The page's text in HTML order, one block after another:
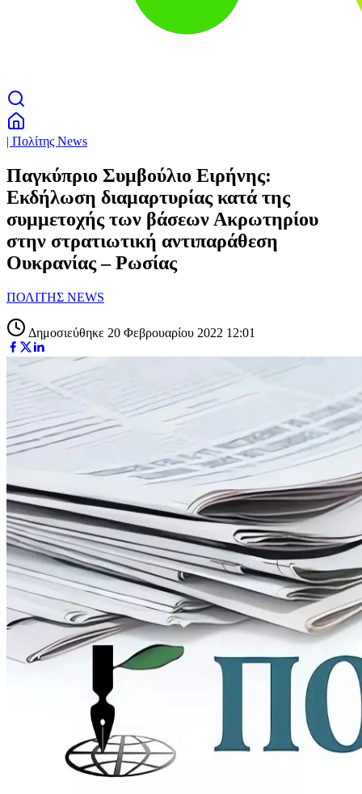
| Πολίτης News
Παγκύπριο Συμβούλιο Ειρήνης:
Εκδήλωση διαμαρτυρίας κατά της
συμμετοχής των βάσεων Ακρωτηρίου
στην στρατιωτική αντιπαράθεση
Ουκρανίας – Ρωσίας
ΠΟΛΙΤΗΣ NEWS
Δημοσιεύθηκε 20 Φεβρουαρίου 2022 12:01